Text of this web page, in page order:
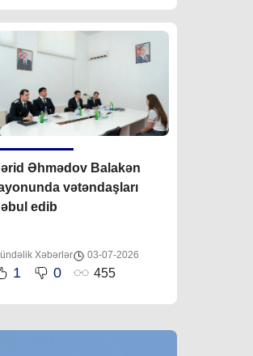
Əhmədov Balakən
vətəndaşları
edib
Xəbərlər 03-07-2026
1 0 455